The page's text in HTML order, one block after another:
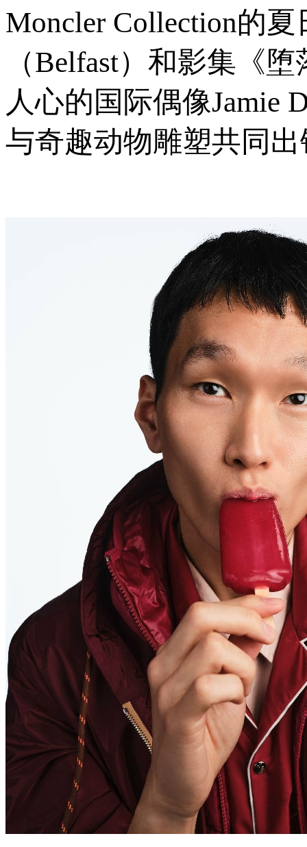
Moncler Collection的
（Belfast）和影集《
人心的国际偶像Jamie
与奇趣动物雕塑共同